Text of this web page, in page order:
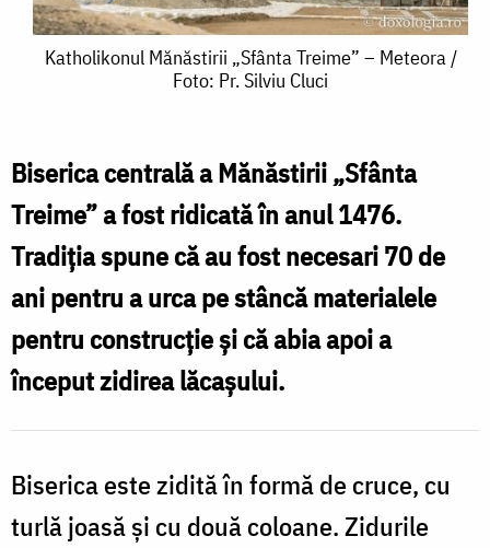
Katholikonul
Treime”
–
Meteora
/
Foto:
Silviu
Cluci
Katholikonul Mănăstirii „Sfânta Treime” – Meteora /
Foto: Pr. Silviu Cluci
Biserica centrală a Mănăstirii „Sfânta
Treime” a fost ridicată în anul 1476.
Tradiţia spune că au fost necesari 70 de
ani pentru a urca pe stâncă materialele
pentru construcţie şi că abia apoi a
început zidirea lăcaşului.
Biserica este zidită în formă de cruce, cu
turlă joasă şi cu două coloane. Zidurile